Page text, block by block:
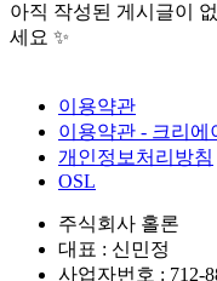
아직 작성된 게시글이
세요 ✨
이용약관
이용약관 - 크리에
개인정보처리방침
OSL
주식회사 홀론
대표 : 신민정
사업자번호 : 712-